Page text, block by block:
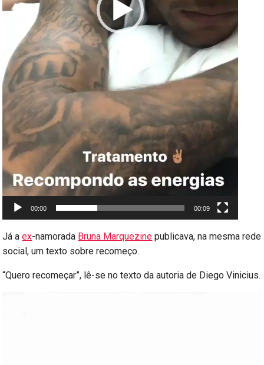
00:00 00:09
Já aex-namorada Bruna Marquezine publicava, na mesma rede
social, um texto sobre recomeço.
“Quero recomeçar”, lê-se no texto da autoria de Diego Vinicius.